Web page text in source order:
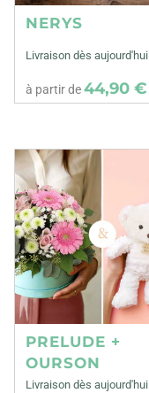
NERYS
Livraison dès aujourd'hui
à partir de44,90 €
PRELUDE +
OURSON
Livraison dès aujourd'hui